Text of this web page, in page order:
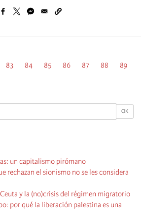
OK
un capitalismo pirómano
rechazan el sionismo no se les considera
y la (no)crisis del régimen migratorio
por qué la liberación palestina es una
Página
83 Página
84 Página
85 Página
86 Página
87 Página
88 Página
89